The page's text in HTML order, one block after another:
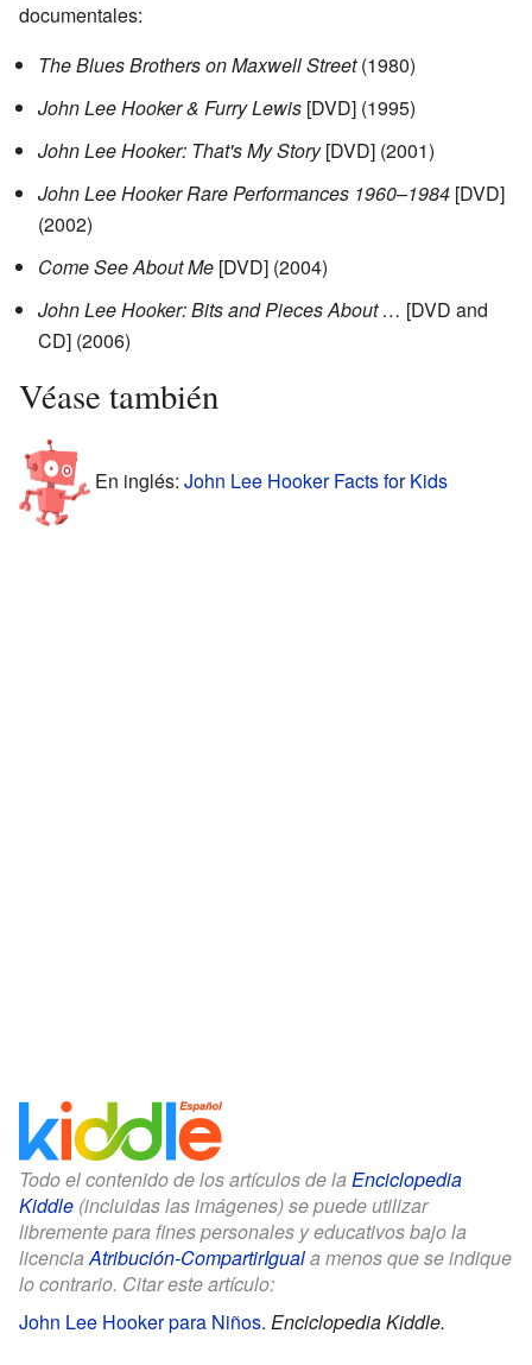
documentales:
The Blues Brothers on Maxwell Street(1980)
John Lee Hooker & Furry Lewis [DVD] (1995)
John Lee Hooker: That's My Story[DVD] (2001)
John Lee Hooker Rare Performances 1960–1984 [DVD]
(2002)
Come See About Me [DVD] (2004)
John Lee Hooker: Bits and Pieces About … [DVD and
CD] (2006)
Véase también
En inglés: John Lee Hooker Facts for Kids
Todo el contenido de los artículos de la Enciclopedia
Kiddle (incluidas las imágenes) se puede utilizar
libremente para fines personales y educativos bajo la
licenciaAtribución-CompartirIguala menos que se indique
lo contrario. Citar este artículo:
John Lee Hooker para Niños. Enciclopedia Kiddle.